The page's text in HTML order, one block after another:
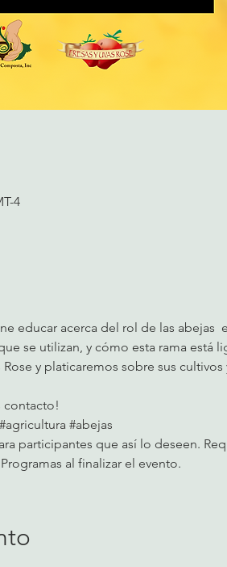
4
educar acerca del rol de las abejas
se utilizan, y cómo esta rama está
y platicaremos sobre sus
contacto!
#agricultura #abejas
participantes que así lo deseen.
al finalizar el evento.